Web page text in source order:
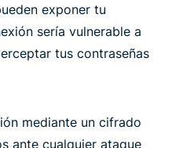
exponer tu
sería vulnerable a
tus contraseñas
mediante un cifrado
ante cualquier ataque